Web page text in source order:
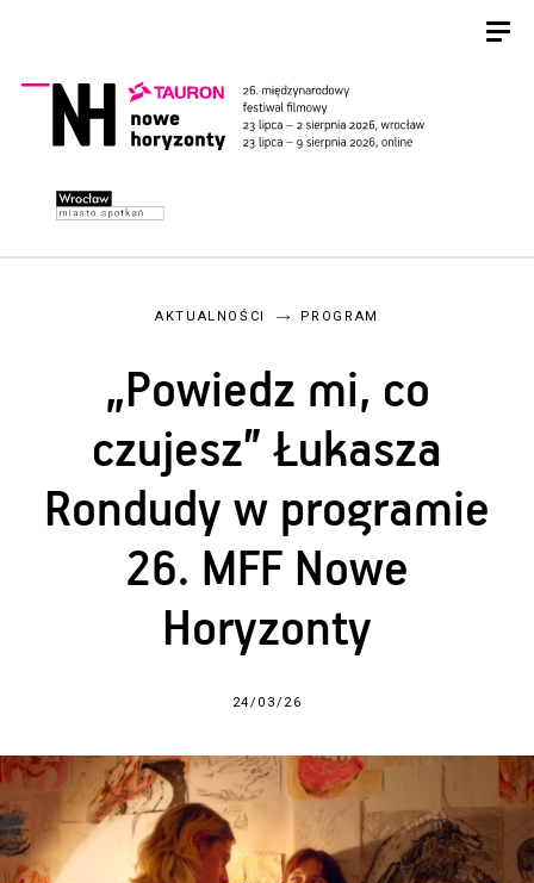
AKTUALNOŚCI PROGRAM
„Powiedz mi, co
czujesz” Łukasza
Rondudy w programie
26. MFF Nowe
Horyzonty
24/03/26